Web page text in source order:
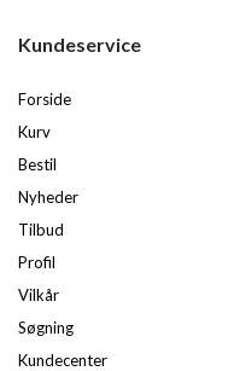
Kundeservice
Forside
Kurv
Bestil
Nyheder
Tilbud
Profil
Vilkår
Søgning
Kundecenter